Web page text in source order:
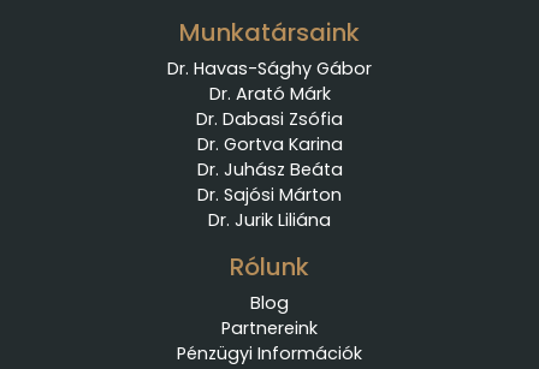
Munkatársaink
Dr. Havas-Sághy Gábor
Dr. Arató Márk
Dr. Dabasi Zsófia
Dr. Gortva Karina
Dr. Juhász Beáta
Dr. Sajósi Márton
Dr. Jurik Liliána
Rólunk
Blog
Partnereink
Pénzügyi Információk